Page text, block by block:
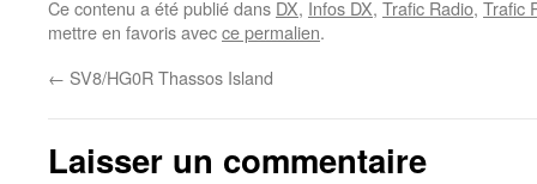
Ce contenu a été publié dans DX, Infos DX, Trafic Radio, Trafic
mettre en favoris avecce permalien.
← SV8/HG0R Thassos Island
Laisser un commentaire